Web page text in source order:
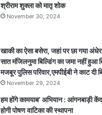
श्रीराम शुक्ला को मातृ शोक
November 30, 2024
खाकी का ऐसा बसेरा, जहां पर छा गया
सात मंजिलनुमा बिल्डिंग का जमा नहीं हुआ
मजबूर पुलिस परिवार,एमपीईबी ने काट दी
November 29, 2024
हम होंगे कामयाब’ अभियान : आंगनबाड़ी
होगी पोषण वाटिका की स्थापना